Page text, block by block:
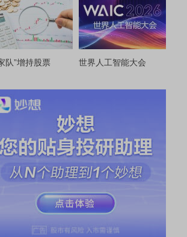
队”增持股票 世界人工智能大会